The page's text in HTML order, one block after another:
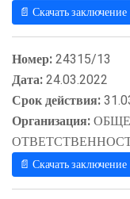
📄 Скачать заключение
Номер:24315/13
Дата:24.03.2022
Срок действия:
Организация:
📄 Скачать заключение